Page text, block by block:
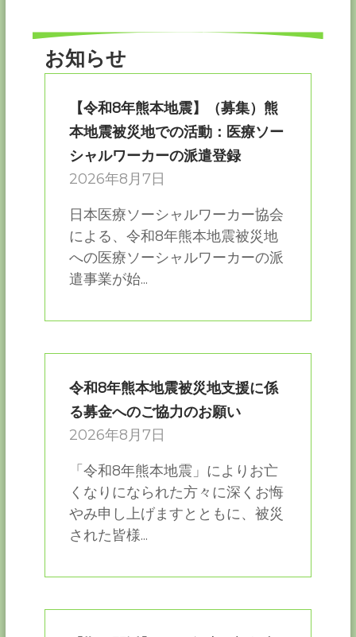
つ
く
る
お知らせ
【令和8年熊本地震】（募集）熊
本地震被災地での活動：医療ソー
シャルワーカーの派遣登録
2026年8月7日
日本医療ソーシャルワーカー協会
による、令和8年熊本地震被災地
への医療ソーシャルワーカーの派
遣事業が始...
令和8年熊本地震被災地支援に係
る募金へのご協力のお願い
2026年8月7日
「令和8年熊本地震」によりお亡
くなりになられた方々に深くお悔
やみ申し上げますとともに、被災
された皆様...